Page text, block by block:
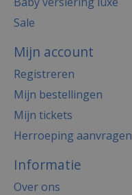
Sale
Mijn account
Registreren
Mijn bestellingen
Mijn tickets
Herroeping aanvragen
Informatie
Over ons